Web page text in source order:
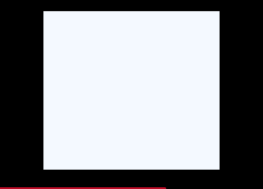
SPIAGGE